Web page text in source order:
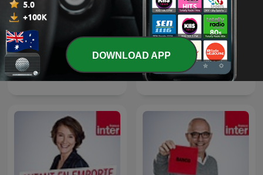
Géopolitique Le masque et la plume
DOWNLOAD APP